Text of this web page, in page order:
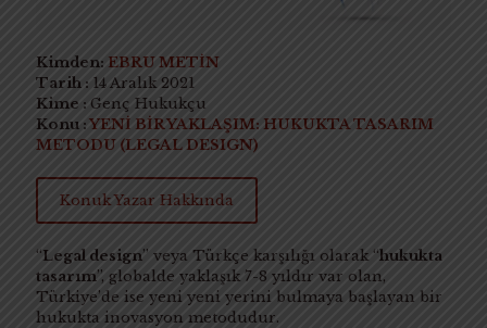
Kimden: EBRU METİN
Tarih : 14 Aralık 2021
Kime : Genç Hukukçu
Konu :YENİ BİR YAKLAŞIM: HUKUKTA TASARIM
METODU (LEGAL DESIGN)
Konuk Yazar Hakkında
“Legal design” veya Türkçe karşılığı olarak “hukukta
tasarım”, globalde yaklaşık 7-8 yıldır var olan,
Türkiye’de ise yeni yeni yerini bulmaya başlayan bir
hukukta inovasyon metodudur.